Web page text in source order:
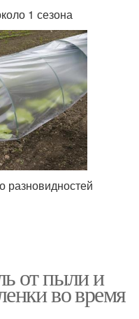
1 сезона
разновидностей
от пыли и
во время